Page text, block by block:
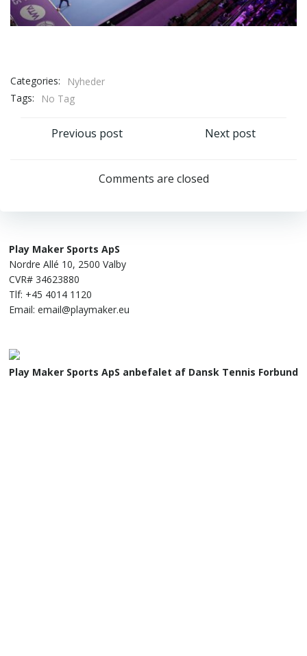
Categories:
Nyheder
Tags:
No Tag
Indlægsnavigation
Previous post Next post
Comments are closed
Play Maker Sports ApS
Nordre Allé 10, 2500 Valby
CVR# 34623880
Tlf: +45 4014 1120
Email: email@playmaker.eu
Play Maker Sports ApS anbefalet af Dansk Tennis Forbund